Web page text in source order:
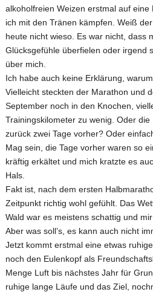
alkoholfreien Weizen erstmal auf
ich mit den Tränen kämpfen. Weiß
heute nicht wieso. Es war nicht, dass
Glücksgefühle überfielen oder irgend
über mich.
Ich habe auch keine Erklärung,
Vielleicht steckten der Marathon und
September noch in den Knochen,
Trainingskilometer zu wenig. Oder
zurück zwei Tage vorher? Oder
Mag sein, die Tage vorher waren so
kräftig erkältet und mich kratzte es
Hals.
Fakt ist, nach dem ersten
Zeitpunkt richtig wohl gefühlt. Das
Wald war es meistens schattig und
Aber was soll’s, es kann auch nicht
Jetzt kommt erstmal eine etwas
noch den Eulenkopf als
Menge Luft bis nächstes Jahr für
ruhige lange Läufe und das Ziel,